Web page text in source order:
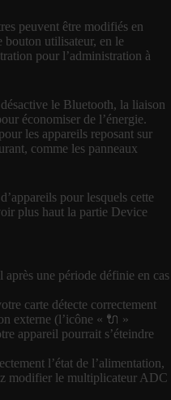
peuvent être modifiés en
bouton utilisateur, en le
pour l’administration à
le Bluetooth, la liaison
économiser de l’énergie.
les appareils reposant sur
comme les panneaux
pour lesquels cette
plus haut la partie Device
une période définie en cas
carte détecte correctement
externe (l’icône « 🔌 »
appareil pourrait s’éteindre
l’état de l’alimentation,
modifier le multiplicateur ADC